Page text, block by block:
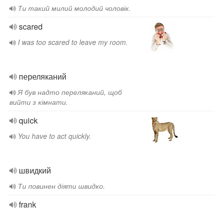
Ти такий милий молодий чоловік.
scared
I was too scared to leave my room.
переляканий
Я був надто переляканий, щоб
вийти з кімнати.
quick
You have to act quickly.
швидкий
Ти повинен діяти швидко.
frank